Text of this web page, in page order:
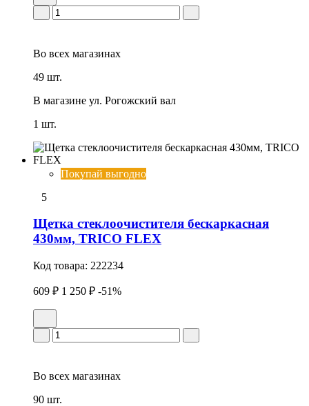
Во всех магазинах
49 шт.
В магазине ул. Рогожский вал
1 шт.
Покупай выгодно
5
Щетка стеклоочистителя бескаркасная
430мм, TRICO FLEX
Код товара: 222234
609 ₽ 1 250 ₽ -51%
Во всех магазинах
90 шт.